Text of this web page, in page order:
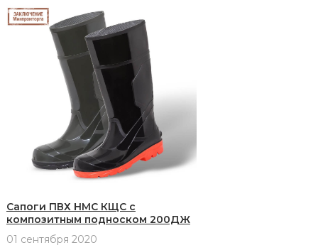
Сапоги ПВХ НМС КЩС с
композитным подноском 200ДЖ
01 сентября 2020